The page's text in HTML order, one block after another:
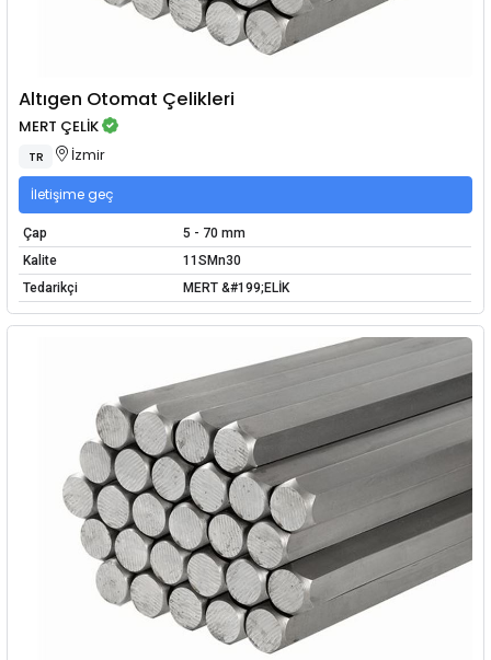
Altıgen Otomat Çelikleri
MERT ÇELİK
TR İzmir
İletişime geç
Çap
5 - 70 mm
Kalite
11SMn30
Tedarikçi
MERT &#199;ELİK